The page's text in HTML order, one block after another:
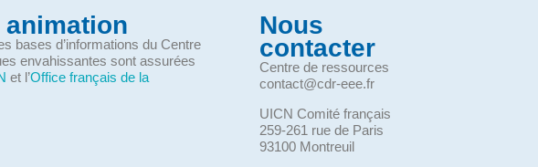
bases d’informations du Centre
envahissantes sont assurées
et l’Office français de la
Nous
contacter
Centre de ressources
contact@cdr-eee.fr
UICN Comité français
259-261 rue de Paris
93100 Montreuil